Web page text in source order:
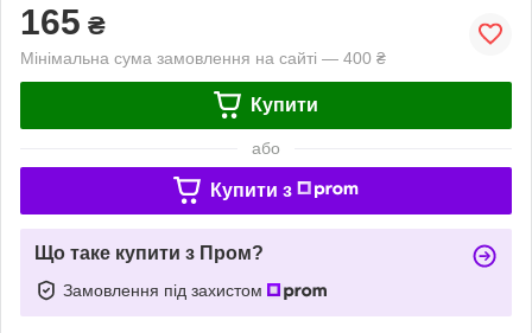
165 ₴
Мінімальна сума замовлення на сайті — 400 ₴
Купити
або
Купити з
Що таке купити з Пром?
Замовлення під захистом